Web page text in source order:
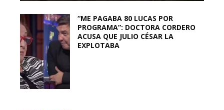
“ME PAGABA 80 LUCAS POR
PROGRAMA”: DOCTORA CORDERO
ACUSA QUE JULIO CÉSAR LA
EXPLOTABA